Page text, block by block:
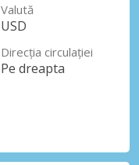
Valută
USD
Direcția circulației
Pe dreapta